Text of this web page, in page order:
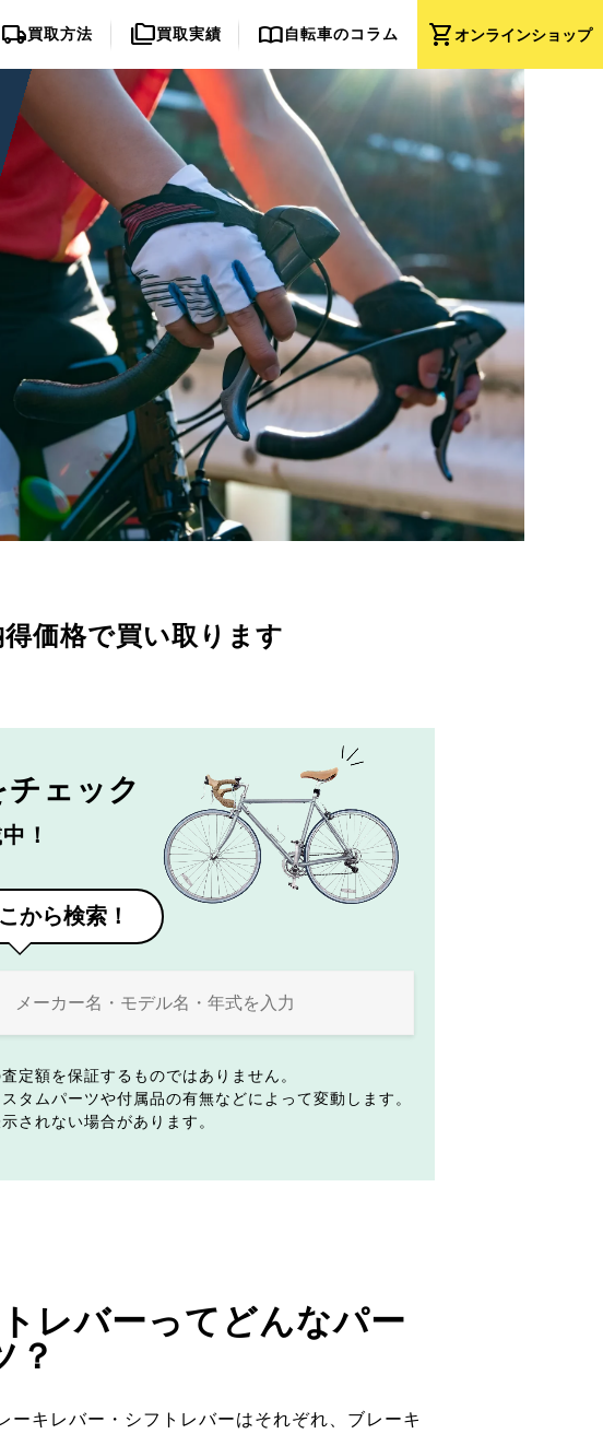
shopping_cartオンラインショップ
local_shipping買取方法 folder_copy買取実績 import_contacts自転車のコラム
得価格で買い取ります
チェック
！
から検索！
定額を保証するものではありません。
タムパーツや付属品の有無などによって変動します。
されない場合があります。
レバーってどんなパー
？
ーキレバー・シフトレバーはそれぞれ、ブレーキ